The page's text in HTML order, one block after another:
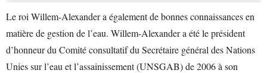
Le roi Willem-Alexander a également de bonnes connaissances en
matière de gestion de l’eau. Willem-Alexander a été le président
d’honneur du Comité consultatif du Secrétaire général des Nations
Unies sur l’eau et l’assainissement (UNSGAB) de 2006 à son